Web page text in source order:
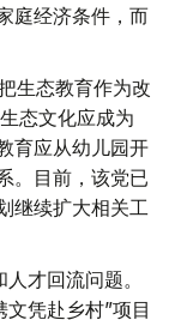
庭经济条件，而
生态教育作为改
态文化应成为
育应从幼儿园开
。目前，该党已
继续扩大相关工
才回流问题。
凭赴乡村”项目